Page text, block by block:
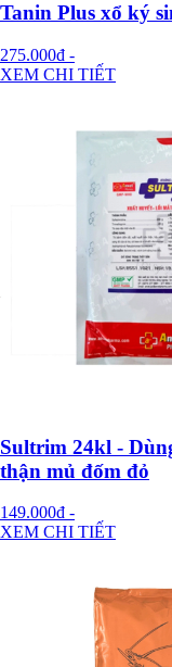
Tanin Plus xổ ký
275.000đ -
XEM CHI TIẾT
Sultrim 24kl -
thận mủ đốm đỏ
149.000đ -
XEM CHI TIẾT